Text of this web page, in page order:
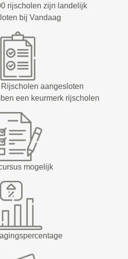
rijscholen zijn landelijk
bij Vandaag
aangesloten
een keurmerk rijscholen
mogelijk